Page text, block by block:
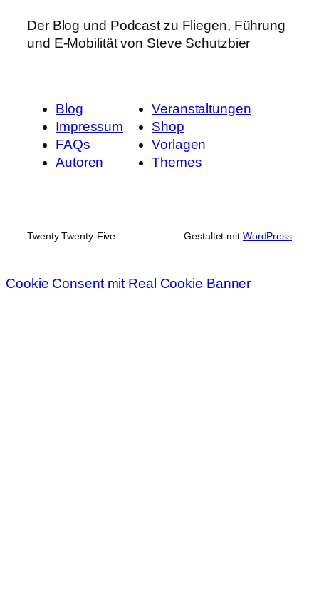
Der Blog und Podcast zu Fliegen, Führung
und E-Mobilität von Steve Schutzbier
Blog
Impressum
FAQs
Autoren
Veranstaltungen
Shop
Vorlagen
Themes
Twenty Twenty-Five Gestaltet mit WordPress
Cookie Consent mit Real Cookie Banner